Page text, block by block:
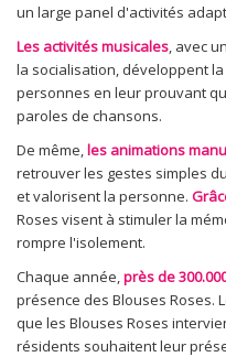
un large panel d'activités
Les activités musicales, avec
la socialisation, développent
personnes en leur prouvant
paroles de chansons.
De même,les animations
retrouver les gestes simples
et valorisent la personne.
Roses visent à stimuler la
rompre l'isolement.
Chaque année,près de
présence des Blouses Roses.
que les Blouses Roses
résidents souhaitent leur